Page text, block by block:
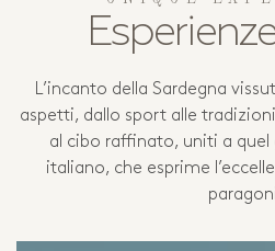
L’incanto della Sardegna
aspetti, dallo sport alle
al cibo raffinato, uniti a
italiano, che esprime